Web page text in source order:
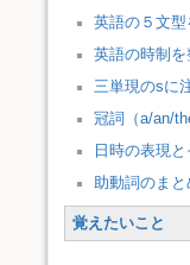
英語の５文型
英語の時制を
三単現のsに
冠詞（a/an/
日時の表現
助動詞のまと
覚えたいこと